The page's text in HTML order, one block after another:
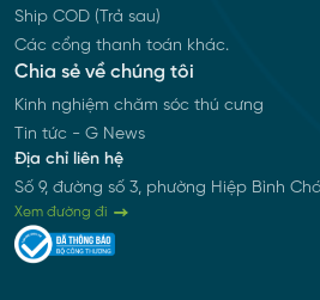
Ship COD (Trả sau)
Các cổng thanh toán khác.
Chia sẻ về chúng tôi
Kinh nghiệm chăm sóc thú cưng
Tin tức - G News
Địa chỉ liên hệ
Số 9, đường số 3, phường Hiệp Bình
Xem đường đi